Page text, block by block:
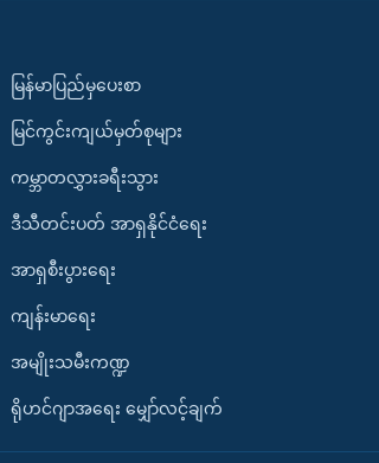
မြန်မာပြည်မှပေးစာ
မြင်ကွင်းကျယ်မှတ်စုများ
ကမ္ဘာတလွှားခရီးသွား
ဒီသီတင်းပတ် အာရှနိုင်ငံရေး
အာရှစီးပွားရေး
ကျန်းမာရေး
အမျိုးသမီးကဏ္ဍ
ရိုဟင်ဂျာအရေး မျှော်လင့်ချက်